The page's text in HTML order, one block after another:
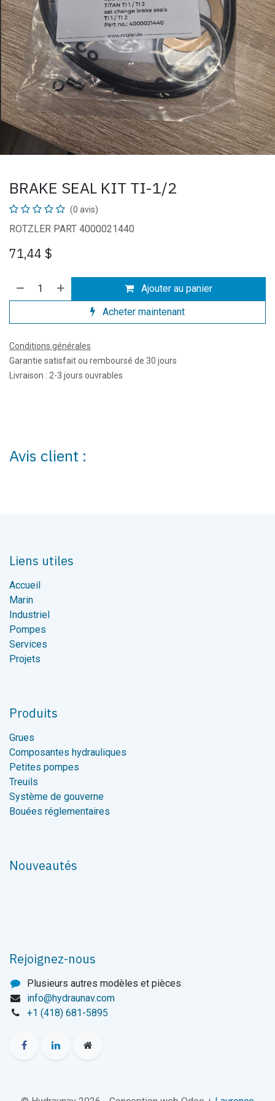
BRAKE SEAL KIT TI-1/2
(0 avis)
ROTZLER PART 4000021440
71,44 $
Ajouter au panier
Acheter maintenant
Conditions générales
Garantie satisfait ou remboursé de 30 jours
Livraison : 2-3 jours ouvrables
Avis client :
Liens utiles
Accueil
Marin
Industriel
Pompes
Services
Projets
Produits
Grues
Composantes hydrauliques
Petites pompes
Treuils
Système de gouverne
Bouées réglementaires
Nouveautés
Rejoignez-nous
Plusieurs autres modèles et pièces
info@hydraunav.com
+1 (418) 681-5895